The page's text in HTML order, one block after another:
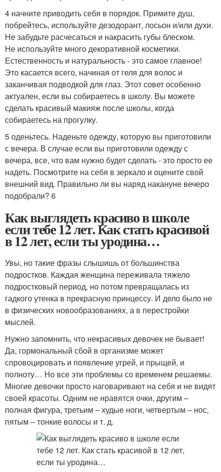
4 начните приводить себя в порядок. Примите душ,
побрейтесь, используйте дезодорант, лосьон и/или духи.
Не забудьте расчесаться и накрасить губы блеском.
Не используйте много декоративной косметики.
Естественность и натуральность - это самое главное!
Это касается всего, начиная от геля для волос и
заканчивая подводкой для глаз. Этот совет особенно
актуален, если вы собираетесь в школу. Вы можете
сделать красивый макияж после школы, когда
собираетесь на прогулку.
5 оденьтесь. Наденьте одежду, которую вы приготовили
с вечера. В случае если вы приготовили одежду с
вечера, все, что вам нужно будет сделать - это просто ее
надеть. Посмотрите на себя в зеркало и оцените свой
внешний вид. Правильно ли вы наряд накануне вечеро
подобрали? 6
Как выглядеть красиво в школе
если тебе 12 лет. Как стать красивой
в 12 лет, если ты уродина…
Увы, но такие фразы слышишь от большинства
подростков. Каждая женщина переживала тяжело
подростковый период, но потом превращалась из
гадкого утенка в прекрасную принцессу. И дело было не
в физических новообразованиях, а в перестройки
мыслей.
Нужно запомнить, что некрасивых девочек не бывает!
Да, гормональный сбой в организме может
спровоцировать и появление угрей, и прыщей, и
полноту… Но все эти проблемы со временем решаемы.
Многие девочки просто наговаривают на себя и не видят
своей красоты. Одним не нравятся очки, другим –
полная фигура, третьим – худые ноги, четвертым – нос,
пятым – тонкие волосы и т. д.